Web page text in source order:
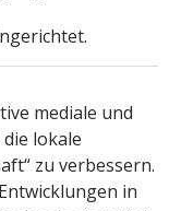
mediale und
lokale
zu verbessern.
in